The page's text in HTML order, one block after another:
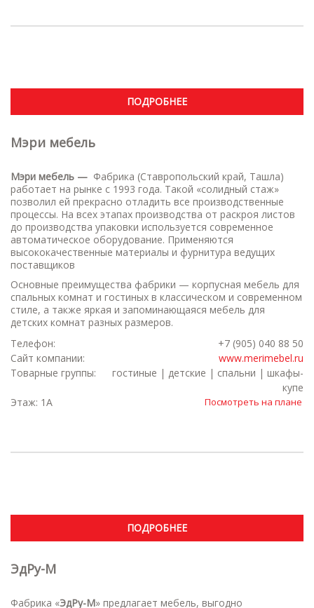
ПОДРОБНЕЕ
Мэри мебель
Мэри мебель — Фабрика (Ставропольский край, Ташла)
работает на рынке с 1993 года. Такой «солидный стаж»
позволил ей прекрасно отладить все производственные
процессы. На всех этапах производства от раскроя листов
до производства упаковки используется современное
автоматическое оборудование. Применяются
высококачественные материалы и фурнитура ведущих
поставщиков
Основные преимущества фабрики — корпусная мебель для
спальных комнат и гостиных в классическом и современном
стиле, а также яркая и запоминающаяся мебель для
детских комнат разных размеров.
Телефон:
+7 (905) 040 88 50
Сайт компании:
www.merimebel.ru
Товарные группы:
гостиные | детские | спальни | шкафы-
купе
Этаж: 1А
Посмотреть на плане
ПОДРОБНЕЕ
ЭдРу-М
Фабрика «ЭдРу-М» предлагает мебель, выгодно